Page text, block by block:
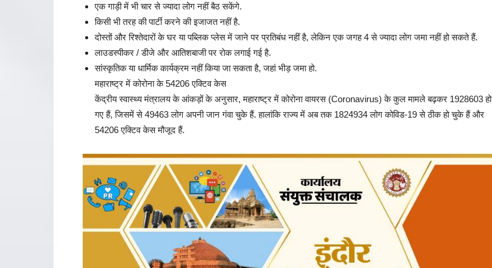
एक गाड़ी में भी चार से ज्यादा लोग नहीं बैठ सकेंगे.
किसी भी तरह की पार्टी करने की इजाजत नहीं है.
दोस्तों और रिश्तेदारों के घर या पब्लिक प्लेस में जाने पर प्रतिबंध नहीं है, लेकिन एक जगह 4 से ज्यादा लोग जमा नहीं हो सकते हैं.
लाउडस्पीकर / डीजे और आतिशबाजी पर रोक लगाई गई है.
सांस्कृतिक या धार्मिक कार्यक्रम नहीं किया जा सकता है, जहां भीड़ जमा हो.
महाराष्ट्र में कोरोना के 54206 एक्टिव केस
केंद्रीय स्वास्थ्य मंत्रालय के आंकड़ों के अनुसार, महाराष्ट्र में कोरोना वायरस (Coronavirus) के कुल मामले बढ़कर 1928603 हो
गए हैं, जिसमें से 49463 लोग अपनी जान गंवा चुके हैं. हालांकि राज्य में अब तक 1824934 लोग कोविड-19 से ठीक हो चुके हैं और
54206 एक्टिव केस मौजूद हैं.